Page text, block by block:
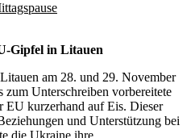
Gipfel in Litauen
am 28. und 29. November
zum Unterschreiben vorbereitete
EU kurzerhand auf Eis. Dieser
und Unterstützung bei